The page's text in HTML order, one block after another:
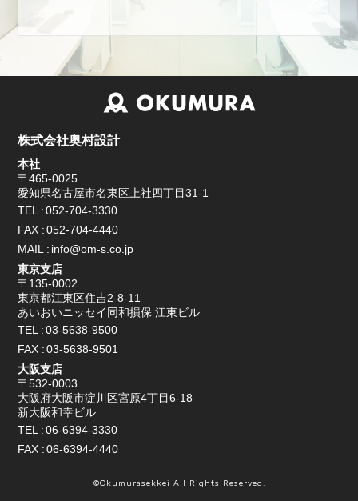
株式会社奥村設計
本社
〒465-0025
愛知県名古屋市名東区上社四丁目31-1
TEL
052-704-3330
FAX
052-704-4440
MAIL
info@om-s.co.jp
東京支店
〒135-0002
東京都江東区住吉2-8-11
あいおいニッセイ同和損保 江東ビル
TEL
03-5638-9500
FAX
03-5638-9501
大阪支店
〒532-0003
大阪府大阪市淀川区宮原4丁目6-18
新大阪和幸ビル
TEL
06-6394-3330
FAX
06-6394-4440
©Okumurasekkei All Rights Reserved.